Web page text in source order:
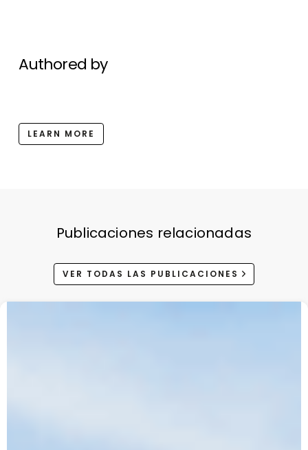
Authored by
LEARN MORE
Publicaciones relacionadas
VER TODAS LAS PUBLICACIONES